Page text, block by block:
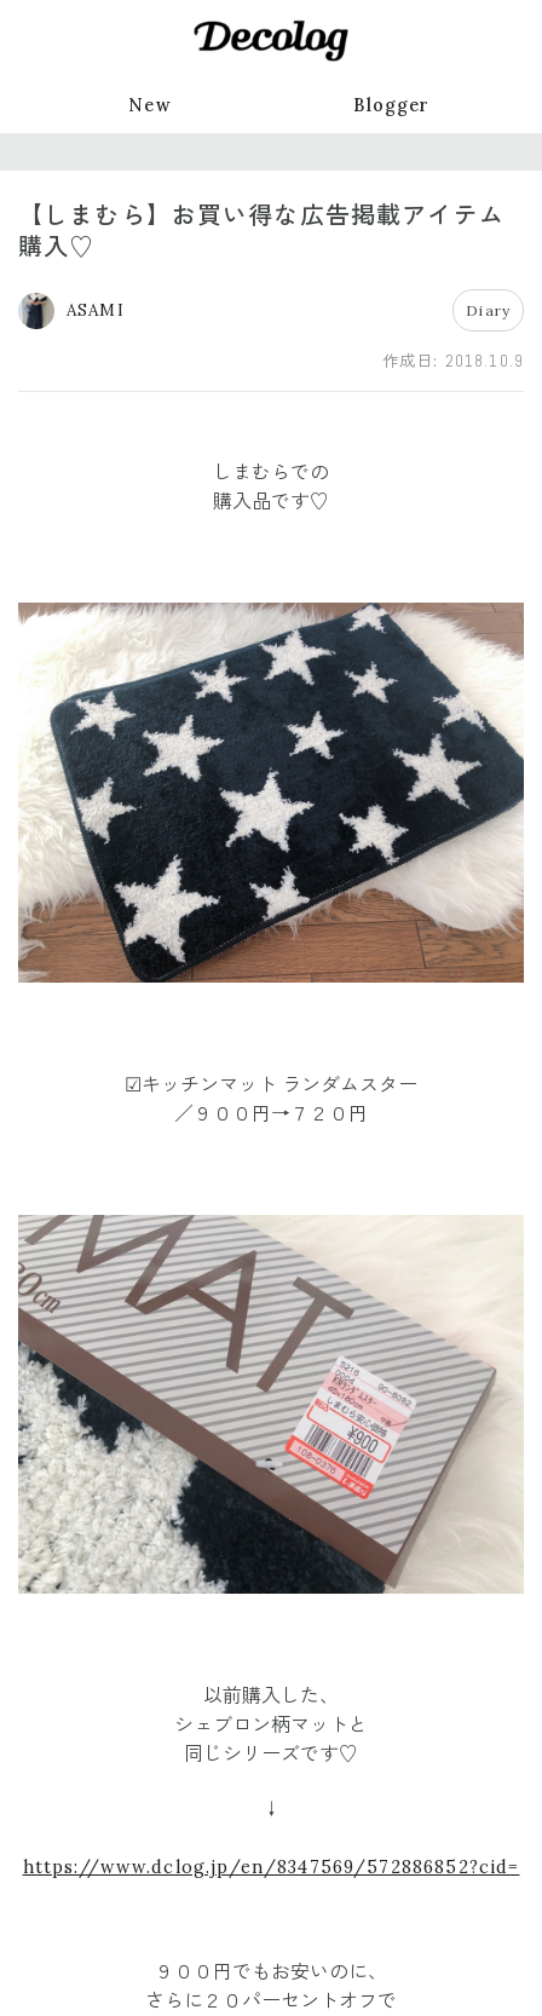
New Blogger
【しまむら】お買い得な広告掲載アイテム
購入♡
ASAMI Diary
作成日: 2018.10.9
しまむらでの
購入品です♡
☑︎キッチンマット ランダムスター
／９００円→７２０円
以前購入した、
シェブロン柄マットと
同じシリーズです♡
↓
https://www.dclog.jp/en/8347569/572886852?cid=
９００円でもお安いのに、
さらに２０パーセントオフで